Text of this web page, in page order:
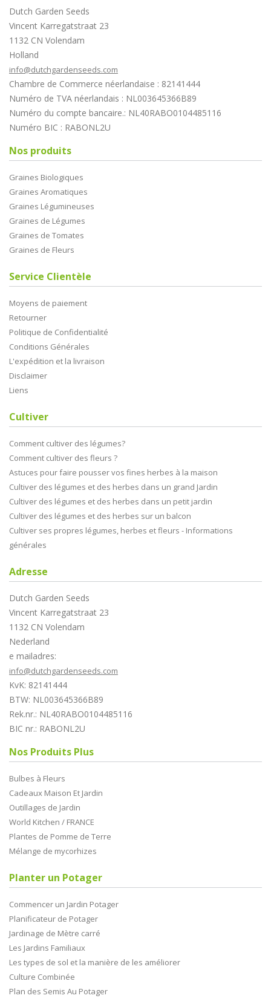
Dutch Garden Seeds
Vincent Karregatstraat 23
1132 CN Volendam
Holland
info@dutchgardenseeds.com
Chambre de Commerce néerlandaise : 82141444
Numéro de TVA néerlandais : NL003645366B89
Numéro du compte bancaire.: NL40RABO0104485116
Numéro BIC : RABONL2U
Nos produits
Graines Biologiques
Graines Aromatiques
Graines Légumineuses
Graines de Légumes
Graines de Tomates
Graines de Fleurs
Service Clientèle
Moyens de paiement
Retourner
Politique de Confidentialité
Conditions Générales
L'expédition et la livraison
Disclaimer
Liens
Cultiver
Comment cultiver des légumes?
Comment cultiver des fleurs ?
Astuces pour faire pousser vos fines herbes à la maison
Cultiver des légumes et des herbes dans un grand Jardin
Cultiver des légumes et des herbes dans un petit jardin
Cultiver des légumes et des herbes sur un balcon
Cultiver ses propres légumes, herbes et fleurs - Informations
générales
Adresse
Dutch Garden Seeds
Vincent Karregatstraat 23
1132 CN Volendam
Nederland
e mailadres:
info@dutchgardenseeds.com
KvK: 82141444
BTW: NL003645366B89
Rek.nr.: NL40RABO0104485116
BIC nr.: RABONL2U
Nos Produits Plus
Bulbes à Fleurs
Cadeaux Maison Et Jardin
Outillages de Jardin
World Kitchen / FRANCE
Plantes de Pomme de Terre
Mélange de mycorhizes
Planter un Potager
Commencer un Jardin Potager
Planificateur de Potager
Jardinage de Mètre carré
Les Jardins Familiaux
Les types de sol et la manière de les améliorer
Culture Combinée
Plan des Semis Au Potager